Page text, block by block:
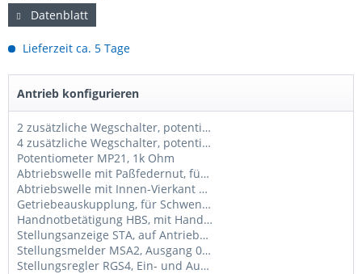
Datenblatt
Lieferzeit ca. 5 Tage
Antrieb konfigurieren
2 zusätzliche Wegschalter, potentialfrei
4 zusätzliche Wegschalter, potentialfrei
Potentiometer MP21, 1k Ohm
Abtriebswelle mit Paßfedernut, für Schwenkantriebe AN40
Abtriebswelle mit Innen-Vierkant SW14mm, für Schwenkantriebe AN40
Getriebeauskupplung, für Schwenkantriebe AN (tw. nicht möglich, bitte anfragen)
Handnotbetätigung HBS, mit Handrad ø150mm, für Schwenkantriebe AN (tw. nicht möglich, bitte anfragen
Stellungsanzeige STA, auf Antriebshaube, für Schwenkantriebe AN
Stellungsmelder MSA2, Ausgang 0/2-10V und 0/4-20mA, für Schwenkantriebe AN
Stellungsregler RGS4, Ein- und Ausgang 0/2-10V und 0/4-20mA, für Schwenkantriebe AN, 24VDC